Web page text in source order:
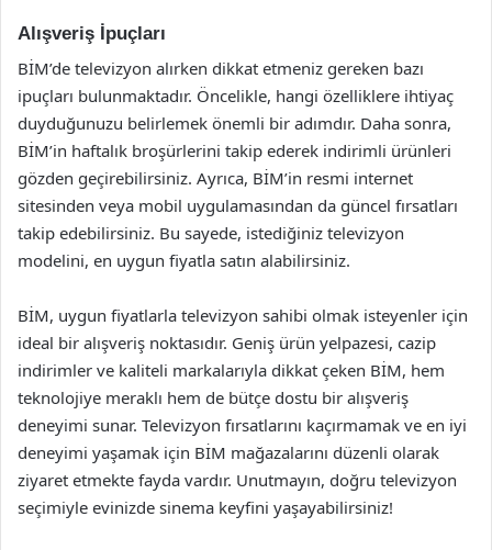
Alışveriş İpuçları
BİM’de televizyon alırken dikkat etmeniz gereken bazı
ipuçları bulunmaktadır. Öncelikle, hangi özelliklere ihtiyaç
duyduğunuzu belirlemek önemli bir adımdır. Daha sonra,
BİM’in haftalık broşürlerini takip ederek indirimli ürünleri
gözden geçirebilirsiniz. Ayrıca, BİM’in resmi internet
sitesinden veya mobil uygulamasından da güncel fırsatları
takip edebilirsiniz. Bu sayede, istediğiniz televizyon
modelini, en uygun fiyatla satın alabilirsiniz.
BİM, uygun fiyatlarla televizyon sahibi olmak isteyenler için
ideal bir alışveriş noktasıdır. Geniş ürün yelpazesi, cazip
indirimler ve kaliteli markalarıyla dikkat çeken BİM, hem
teknolojiye meraklı hem de bütçe dostu bir alışveriş
deneyimi sunar. Televizyon fırsatlarını kaçırmamak ve en iyi
deneyimi yaşamak için BİM mağazalarını düzenli olarak
ziyaret etmekte fayda vardır. Unutmayın, doğru televizyon
seçimiyle evinizde sinema keyfini yaşayabilirsiniz!